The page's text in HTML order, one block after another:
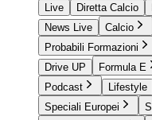
Live
Diretta Calcio
News Live
Calcio
Probabili Formazioni
Drive UP
Formula E
Podcast
Lifestyle
Speciali Europei